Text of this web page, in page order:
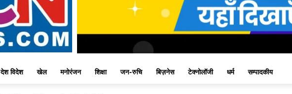
देश विदेश खेल मनोरंजन शिक्षा जन-रुचि बिज़नेस टेक्नोलॉजी धर्म सम्पादकीय